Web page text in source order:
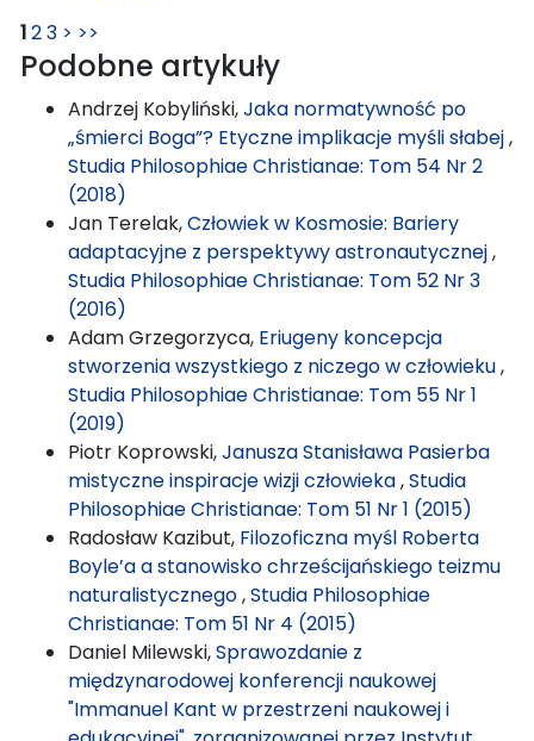
123 > >>
Podobne artykuły
Andrzej Kobyliński,Jaka normatywność po
„śmierci Boga”? Etyczne implikacje myśli słabej,
Studia Philosophiae Christianae: Tom 54 Nr 2
(2018)
Jan Terelak,Człowiek w Kosmosie: Bariery
adaptacyjne z perspektywy astronautycznej,
Studia Philosophiae Christianae: Tom 52 Nr 3
(2016)
Adam Grzegorzyca, Eriugeny koncepcja
stworzenia wszystkiego z niczego w człowieku,
Studia Philosophiae Christianae: Tom 55 Nr 1
(2019)
Piotr Koprowski,Janusza Stanisława Pasierba
mistyczne inspiracje wizji człowieka,Studia
Philosophiae Christianae: Tom 51 Nr 1 (2015)
Radosław Kazibut, Filozoficzna myśl Roberta
Boyle’a a stanowisko chrześcijańskiego teizmu
naturalistycznego,Studia Philosophiae
Christianae: Tom 51 Nr 4 (2015)
Daniel Milewski,Sprawozdanie z
międzynarodowej konferencji naukowej
"Immanuel Kant w przestrzeni naukowej i